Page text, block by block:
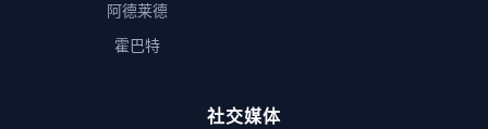
阿德莱德
霍巴特
社交媒体